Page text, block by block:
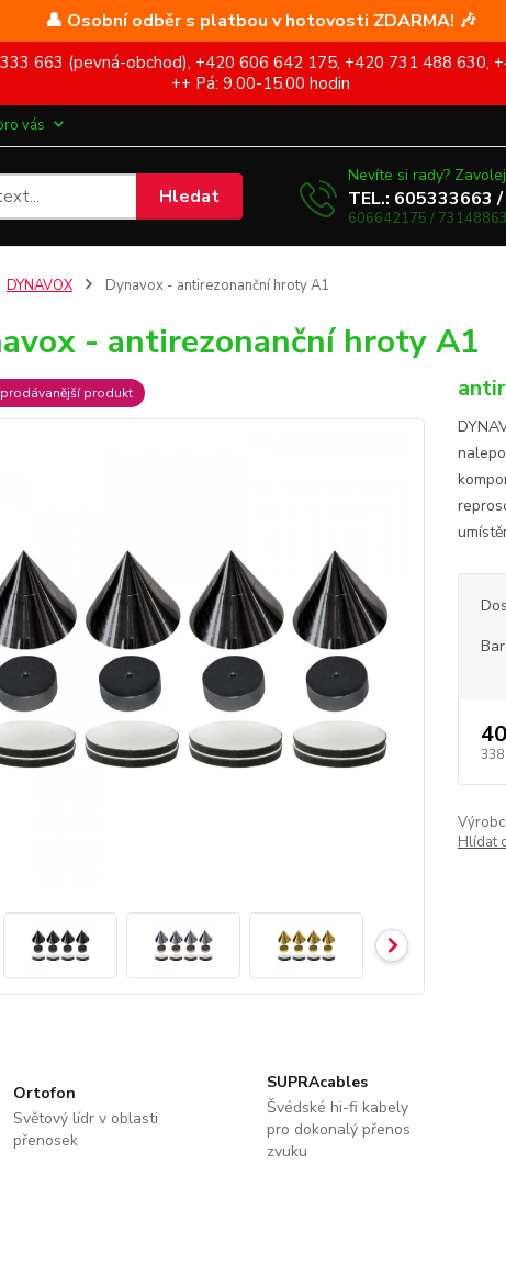
👤 Osobní odběr s platbou v hotovosti ZDARMA! 🎶
663 (pevná-obchod), +420 606 642 175, +420 731 488
++ Pá: 9.00-15.00 hodin
vás
Hledat
Nevíte si rady?
TEL.: 605333663 /
606642175 /
DYNAVOX Dynavox - antirezonanční hroty A1
- antirezonanční hroty A1
produkt
338
Hlídat
Ortofon
Světový lídr v oblasti
přenosek
SUPRAcables
Švédské hi-fi kabely
pro dokonalý přenos
zvuku